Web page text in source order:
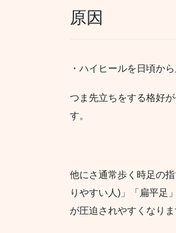
原因
・ハイヒールを日頃か
つま先立ちをする格好
す。
他にさ通常歩く時足の
りやすい人)」「扁平足
が圧迫されやすくなりま